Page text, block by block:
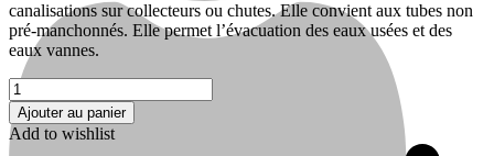
canalisations sur collecteurs ou chutes. Elle convient aux tubes non
pré-manchonnés. Elle permet l’évacuation des eaux usées et des
eaux vannes.
quantité
de
Culotte
PVC
Ajouter au panier
Add to wishlist